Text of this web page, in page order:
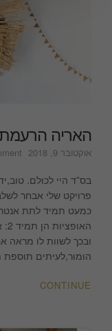
האריה
אוקטובר 9, 2018
בס”ד היי לכולם.
פרויקט שלי אבחר
כמעט תמיד לתת
ובכך לשוות לו מראה
הומור,לעיתים
CONTINUE